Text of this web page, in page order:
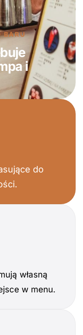
BARU
i
do
własną
w menu.